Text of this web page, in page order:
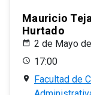
Mauricio
Hurtado
2 de Mayo
17:00
Facultad de